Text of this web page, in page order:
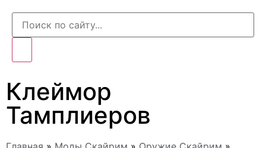
Клеймор
Тамплиеров